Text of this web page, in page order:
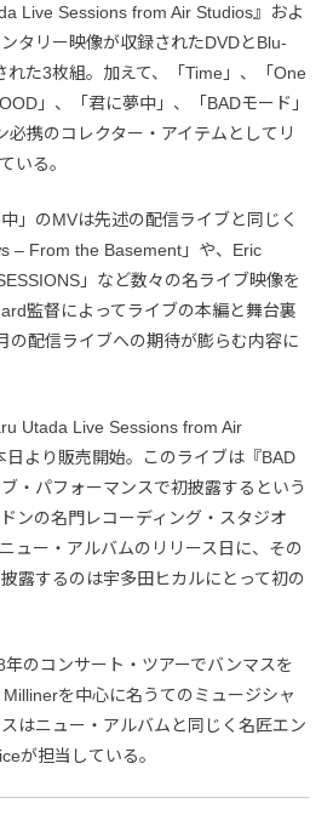
Live Sessions from Air Studios』およ
タリー映像が収録されたDVDとBlu-
れた3枚組。加えて、「Time」、「One
」、「君に夢中」、「BADモード」
必携のコレクター・アイテムとしてリ
いる。
」のMVは先述の配信ライブと同じく
– From the Basement」や、Eric
」など数々の名ライブ映像を
監督によってライブの本編と舞台裏
の配信ライブへの期待が膨らむ内容に
Utada Live Sessions from Air
より販売開始。このライブは『BAD
・パフォーマンスで初披露するという
ンの名門レコーディング・スタジオ
ュー・アルバムのリリース日に、その
露するのは宇多田ヒカルにとって初の
のコンサート・ツアーでバンマスを
を中心に名うてのミュージシャ
はニュー・アルバムと同じく名匠エン
が担当している。